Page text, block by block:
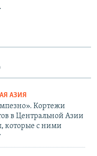
АЗИЯ
Кортежи
в Центральной Азии
которые с ними